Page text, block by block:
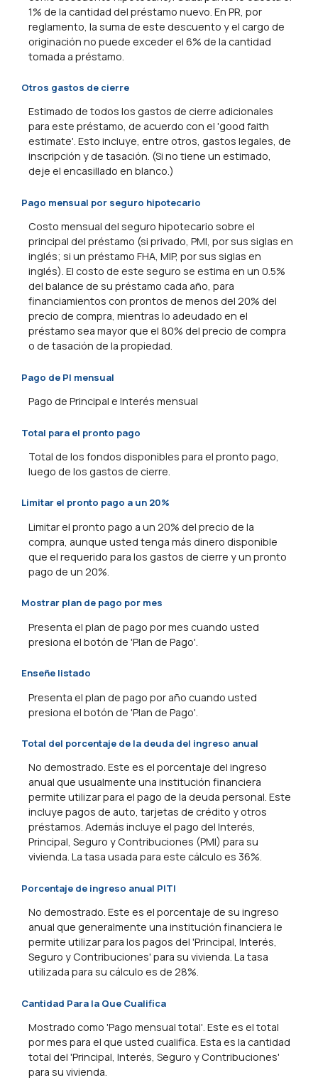
1% de la cantidad del préstamo nuevo. En PR, por
reglamento, la suma de este descuento y el cargo de
originación no puede exceder el 6% de la cantidad
tomada a préstamo.
Otros gastos de cierre
Estimado de todos los gastos de cierre adicionales
para este préstamo, de acuerdo con el 'good faith
estimate'. Esto incluye, entre otros, gastos legales, de
inscripción y de tasación. (Si no tiene un estimado,
deje el encasillado en blanco.)
Pago mensual por seguro hipotecario
Costo mensual del seguro hipotecario sobre el
principal del préstamo (si privado, PMI, por sus siglas en
inglés; si un préstamo FHA, MIP, por sus siglas en
inglés). El costo de este seguro se estima en un 0.5%
del balance de su préstamo cada año, para
financiamientos con prontos de menos del 20% del
precio de compra, mientras lo adeudado en el
préstamo sea mayor que el 80% del precio de compra
o de tasación de la propiedad.
Pago de PI mensual
Pago de Principal e Interés mensual
Total para el pronto pago
Total de los fondos disponibles para el pronto pago,
luego de los gastos de cierre.
Limitar el pronto pago a un 20%
Limitar el pronto pago a un 20% del precio de la
compra, aunque usted tenga más dinero disponible
que el requerido para los gastos de cierre y un pronto
pago de un 20%.
Mostrar plan de pago por mes
Presenta el plan de pago por mes cuando usted
presiona el botón de 'Plan de Pago'.
Enseñe listado
Presenta el plan de pago por año cuando usted
presiona el botón de 'Plan de Pago'.
Total del porcentaje de la deuda del ingreso anual
No demostrado. Este es el porcentaje del ingreso
anual que usualmente una institución financiera
permite utilizar para el pago de la deuda personal. Este
incluye pagos de auto, tarjetas de crédito y otros
préstamos. Además incluye el pago del Interés,
Principal, Seguro y Contribuciones (PMI) para su
vivienda. La tasa usada para este cálculo es 36%.
Porcentaje de ingreso anual PITI
No demostrado. Este es el porcentaje de su ingreso
anual que generalmente una institución financiera le
permite utilizar para los pagos del 'Principal, Interés,
Seguro y Contribuciones' para su vivienda. La tasa
utilizada para su cálculo es de 28%.
Cantidad Para la Que Cualifica
Mostrado como 'Pago mensual total'. Este es el total
por mes para el que usted cualifica. Esta es la cantidad
total del 'Principal, Interés, Seguro y Contribuciones'
para su vivienda.